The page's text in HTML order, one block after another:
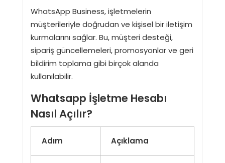
WhatsApp Business, işletmelerin
müşterileriyle doğrudan ve kişisel bir iletişim
kurmalarını sağlar. Bu, müşteri desteği,
sipariş güncellemeleri, promosyonlar ve geri
bildirim toplama gibi birçok alanda
kullanılabilir.
Whatsapp İşletme Hesabı
Nasıl Açılır?
Adım Açıklama